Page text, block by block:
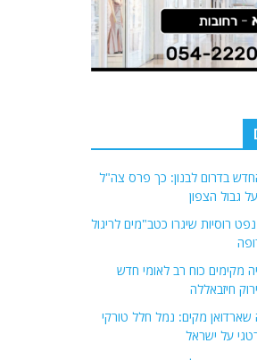
בדרום לבנון: כך פרס צה"ל
גבול הצפון
רוסיות שיגרו כטב"מים לריגול
מקימים כוח רב לאומי חדש
חיזבאללה
מקים: נמל חלל טורקי
על ישראל